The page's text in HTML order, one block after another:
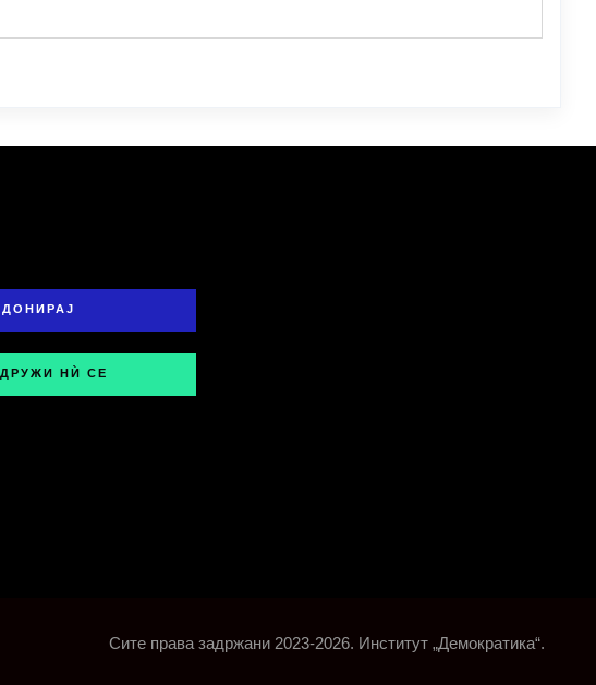
ДОНИРАЈ
НЍ СЕ
Сите права задржани 2023-2026. Институт „Демократика“.